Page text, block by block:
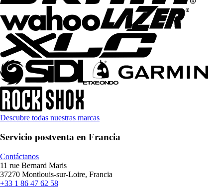
Descubre todas nuestras marcas
Servicio postventa en Francia
Contáctanos
11 rue Bernard Maris
37270 Montlouis-sur-Loire, Francia
+33 1 86 47 62 58